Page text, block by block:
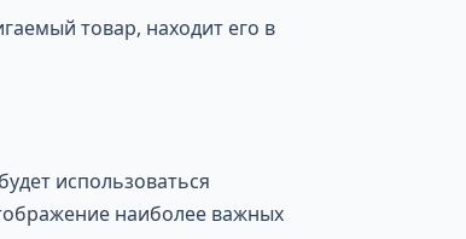
товар, находит его в
использоваться
наиболее важных